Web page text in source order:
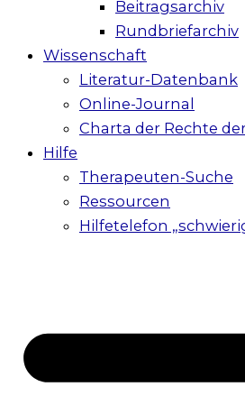
Beitragsarchiv
Rundbriefarchiv
Wissenschaft
Literatur-Datenbank
Online-Journal
Charta der Rechte
Hilfe
Therapeuten-Suche
Ressourcen
Hilfetelefon